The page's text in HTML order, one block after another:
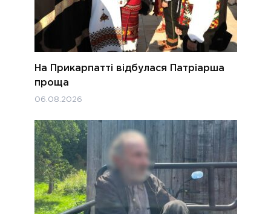
На Прикарпатті відбулася Патріарша
проща
06.08.2026